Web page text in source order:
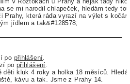
se mi narodil chlapeček, hledám tedy
Prahy, která ráda vyrazí na výlet s
jídlem a tak&#128578;
po přihlášení
po přihlášení
děti kluk 4 roky a holka 18 měsíců.
kávu a tak. Jsme z Prahy 14.